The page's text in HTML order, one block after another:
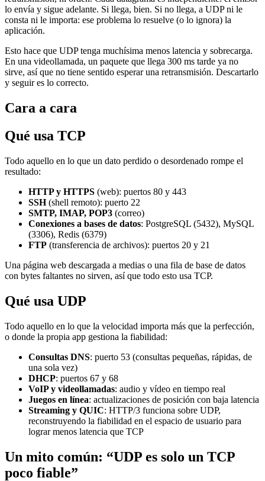
lo envía y sigue adelante. Si llega, bien. Si no llega, a UDP ni le
consta ni le importa: ese problema lo resuelve (o lo ignora) la
aplicación.
Esto hace que UDP tenga muchísima menos latencia y sobrecarga.
En una videollamada, un paquete que llega 300 ms tarde ya no
sirve, así que no tiene sentido esperar una retransmisión. Descartarlo
y seguir es lo correcto.
Cara a cara
Qué usa TCP
Todo aquello en lo que un dato perdido o desordenado rompe el
resultado:
HTTP y HTTPS (web): puertos 80 y 443
SSH(shell remoto): puerto 22
SMTP, IMAP, POP3 (correo)
Conexiones a bases de datos: PostgreSQL (5432), MySQL
(3306), Redis (6379)
FTP (transferencia de archivos): puertos 20 y 21
Una página web descargada a medias o una fila de base de datos
con bytes faltantes no sirven, así que todo esto usa TCP.
Qué usa UDP
Todo aquello en lo que la velocidad importa más que la perfección,
o donde la propia app gestiona la fiabilidad:
Consultas DNS: puerto 53 (consultas pequeñas, rápidas, de
una sola vez)
DHCP: puertos 67 y 68
VoIP y videollamadas: audio y vídeo en tiempo real
Juegos en línea: actualizaciones de posición con baja latencia
Streaming y QUIC: HTTP/3 funciona sobre UDP,
reconstruyendo la fiabilidad en el espacio de usuario para
lograr menos latencia que TCP
Un mito común: “UDP es solo un TCP
poco fiable”